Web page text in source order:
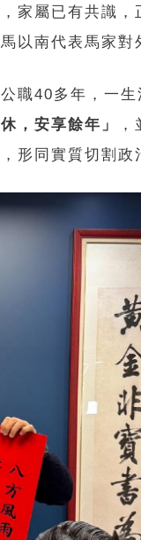
家屬已有共識，
以南代表馬家對
職40多年，一
，安享餘年」
形同實質切割政